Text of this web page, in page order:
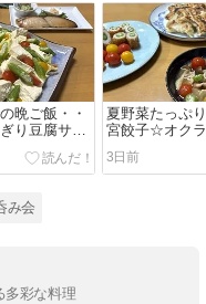
晩ご飯・・
り豆腐サラ
夏野菜たっぷ
宮餃子☆オク
3日前
み会
多彩な料理